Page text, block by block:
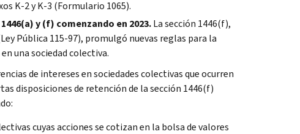
K-2 y K-3 (Formulario 1065).
y (f) comenzando en 2023.La sección 1446(f),
Pública 115-97), promulgó nuevas reglas para la
una sociedad colectiva.
de intereses en sociedades colectivas que ocurren
disposiciones de retención de la sección 1446(f)
cuyas acciones se cotizan en la bolsa de valores